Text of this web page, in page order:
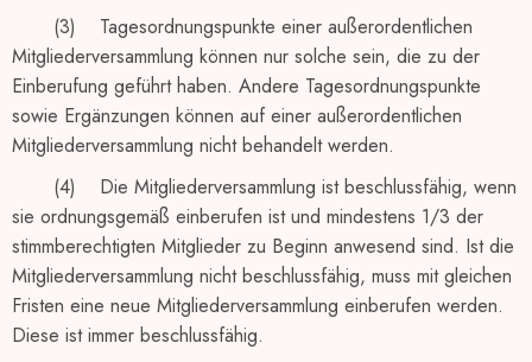
(3) Tagesordnungspunkte einer außerordentlichen
Mitgliederversammlung können nur solche sein, die zu der
Einberufung geführt haben. Andere Tagesordnungspunkte
sowie Ergänzungen können auf einer außerordentlichen
Mitgliederversammlung nicht behandelt werden.
(4) Die Mitgliederversammlung ist beschlussfähig, wenn
sie ordnungsgemäß einberufen ist und mindestens 1/3 der
stimmberechtigten Mitglieder zu Beginn anwesend sind. Ist die
Mitgliederversammlung nicht beschlussfähig, muss mit gleichen
Fristen eine neue Mitgliederversammlung einberufen werden.
Diese ist immer beschlussfähig.